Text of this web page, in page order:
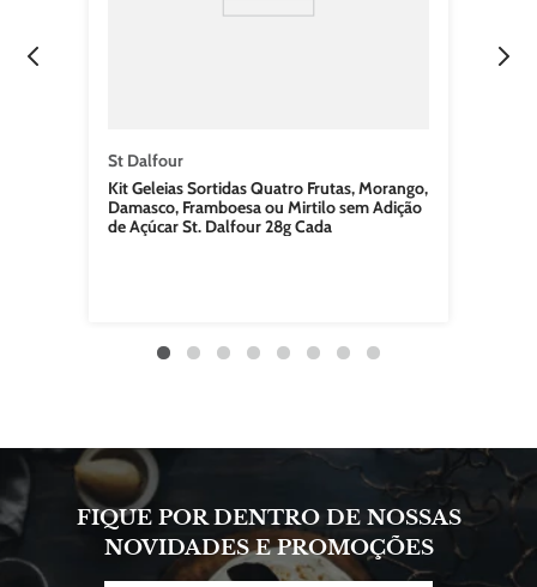
St Dalfour
Kit Geleias Sortidas Quatro Frutas, Morango,
Damasco, Framboesa ou Mirtilo sem Adição
de Açúcar St. Dalfour 28g Cada
FIQUE POR DENTRO DE NOSSAS
NOVIDADES E PROMOÇÕES